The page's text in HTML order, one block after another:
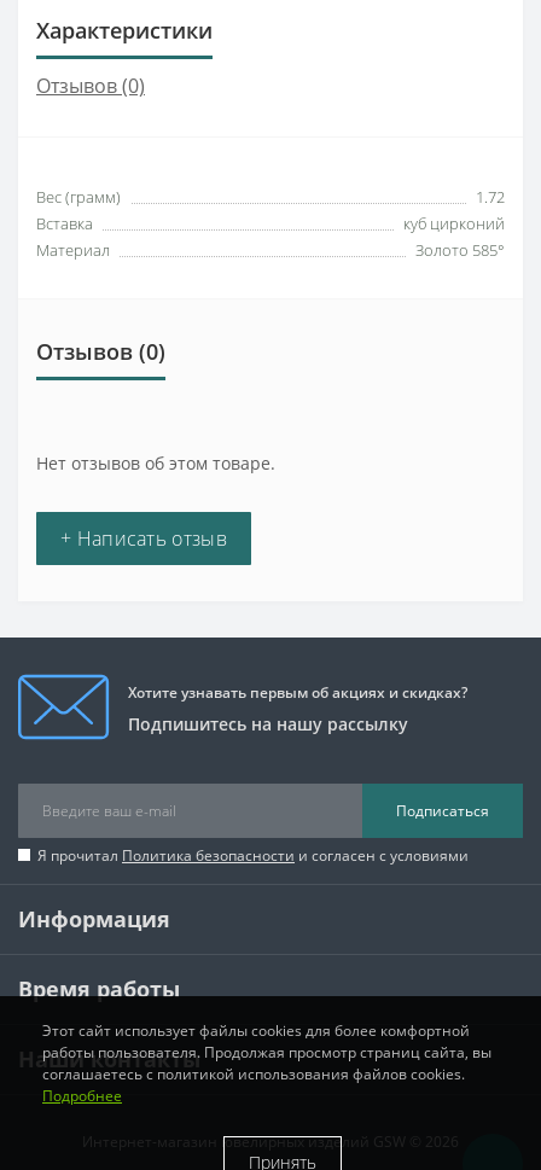
Характеристики
Отзывов (0)
Вес (грамм)
1.72
Вставка
куб цирконий
Материал
Золото 585°
Отзывов (0)
Нет отзывов об этом товаре.
+ Написать отзыв
Хотите узнавать первым об акциях и скидках?
Подпишитесь на нашу рассылку
Подписаться
Я прочитал Политика безопасности и согласен с условиями
Информация
Время работы
Наши контакты
Интернет-магазин ювелирных изделий GSW © 2026
Этот сайт использует файлы cookies для более комфортной
работы пользователя. Продолжая просмотр страниц сайта, вы
соглашаетесь с политикой использования файлов cookies.
Подробнее
Принять